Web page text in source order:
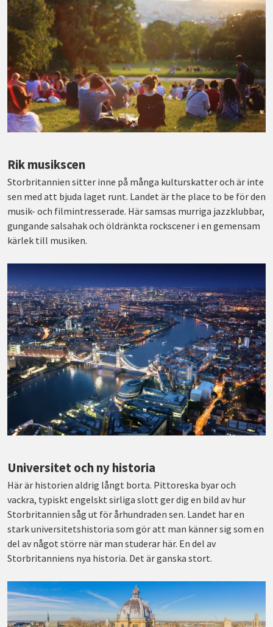
Rik musikscen
Storbritannien sitter inne på många kulturskatter och är inte
sen med att bjuda laget runt. Landet är the place to be för den
musik- och filmintresserade. Här samsas murriga jazzklubbar,
gungande salsahak och öldränkta rockscener i en gemensam
kärlek till musiken.
Universitet och ny historia
Här är historien aldrig långt borta. Pittoreska byar och
vackra, typiskt engelskt sirliga slott ger dig en bild av hur
Storbritannien såg ut för århundraden sen. Landet har en
stark universitetshistoria som gör att man känner sig som en
del av något större när man studerar här. En del av
Storbritanniens nya historia. Det är ganska stort.